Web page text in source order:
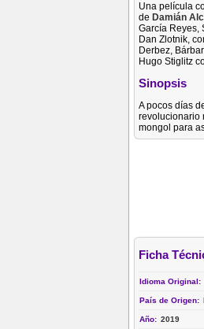
Una película
de Damián
García Reyes,
Dan Zlotnik,
Derbez,
Hugo Stiglitz
Sinopsis
A pocos días
revolucionario
mongol para
Ficha
Idioma Original:
País de Origen:
Año: 2019